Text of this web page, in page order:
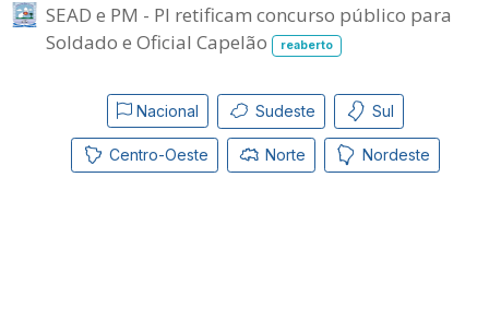
SEAD e PM - PI retificam concurso público para
Soldado e Oficial Capelão
reaberto
Nacional Sudeste Sul
Centro-Oeste Norte Nordeste